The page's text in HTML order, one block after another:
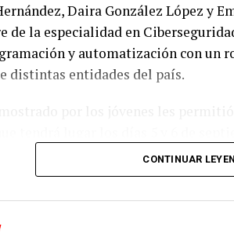
Daira González López y
de la especialidad en
y automatización con un
distintas entidades del país.
CONTINUAR